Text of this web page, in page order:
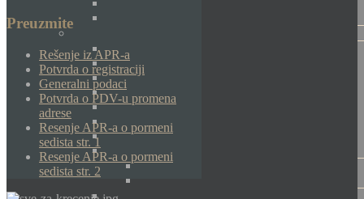
Preuzmite
Rešenje iz APR-a
Potvrda o registraciji
Generalni podaci
Potvrda o PDV-u promena
adrese
Resenje APR-a o pormeni
sedista str. 1
Resenje APR-a o pormeni
sedista str. 2